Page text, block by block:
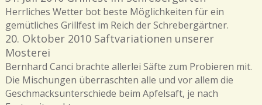
Herrliches Wetter bot beste Möglichkeiten für ein
gemütliches Grillfest im Reich der Schrebergärtner.
20. Oktober 2010 Saftvariationen unserer
Mosterei
Bernhard Canci brachte allerlei Säfte zum Probieren mit.
Die Mischungen überraschten alle und vor allem die
Geschmacksunterschiede beim Apfelsaft, je nach